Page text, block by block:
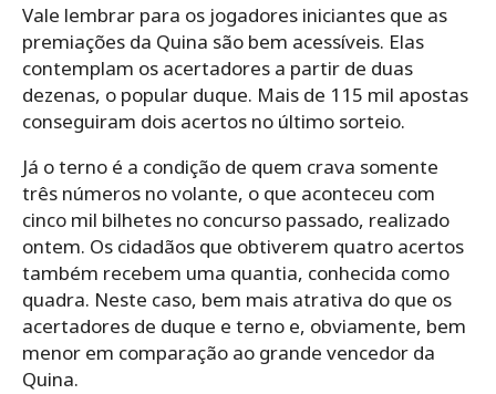
Vale lembrar para os jogadores iniciantes que as
premiações da Quina são bem acessíveis. Elas
contemplam os acertadores a partir de duas
dezenas, o popular duque. Mais de 115 mil apostas
conseguiram dois acertos no último sorteio.
Já o terno é a condição de quem crava somente
três números no volante, o que aconteceu com
cinco mil bilhetes no concurso passado, realizado
ontem. Os cidadãos que obtiverem quatro acertos
também recebem uma quantia, conhecida como
quadra. Neste caso, bem mais atrativa do que os
acertadores de duque e terno e, obviamente, bem
menor em comparação ao grande vencedor da
Quina.